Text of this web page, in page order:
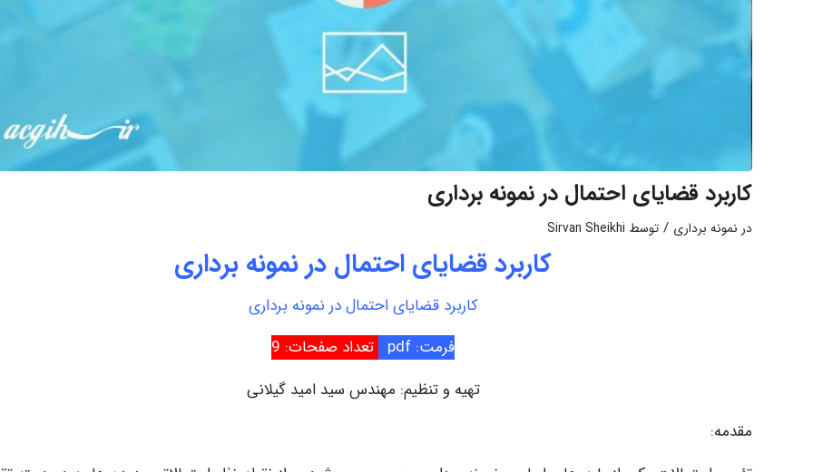
کاربرد قضایای احتمال در نمونه برداری
در نمونه برداری / توسط Sirvan Sheikhi
کاربرد قضایای احتمال در نمونه برداری
کاربرد قضایای احتمال در نمونه برداری
فرمت: pdf
تعداد صفحات: 9
تهیه و تنظیم: مهندس سید امید گیلانی
مقدمه: